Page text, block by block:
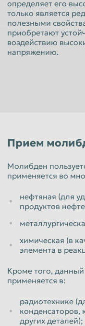
Красноярск
Курск
Люберцы
Нижний Тагил
Новороссийск
Новочеркасск
Омск
Петрозаводск
Псков
Рыбинск
Салават
определяет его
только является
полезными
приобретают
воздействию
напряжению.
Прием
Молибден
применяется во
нефтяная (для
продуктов
химическая (в
элемента в
Кроме того,
применяется в:
радиотехнике
конденсаторов,
других деталей);